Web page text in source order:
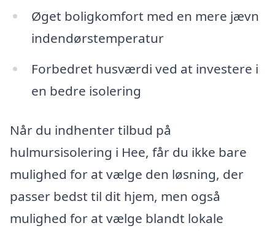
Øget boligkomfort med en mere jævn
indendørstemperatur
Forbedret husværdi ved at investere i
en bedre isolering
Når du indhenter tilbud på
hulmursisolering i Hee, får du ikke bare
mulighed for at vælge den løsning, der
passer bedst til dit hjem, men også
mulighed for at vælge blandt lokale